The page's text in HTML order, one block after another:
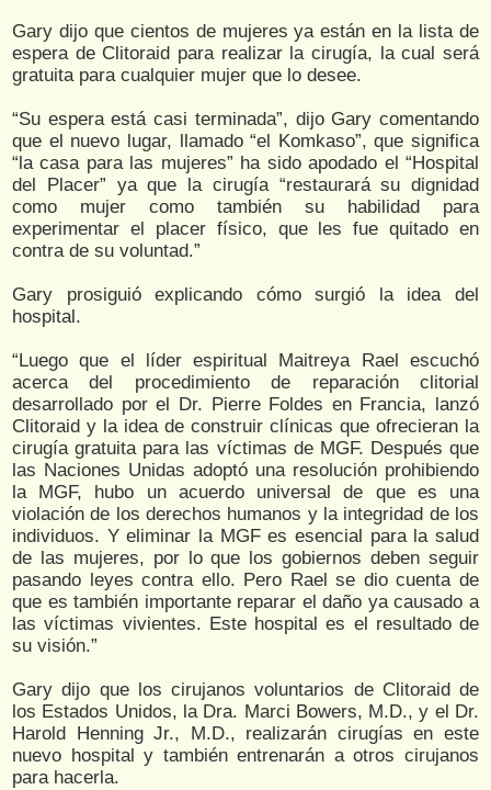
Gary dijo que cientos de mujeres ya están en la lista de
espera de Clitoraid para realizar la cirugía, la cual será
gratuita para cualquier mujer que lo desee.
“Su espera está casi terminada”, dijo Gary comentando
que el nuevo lugar, llamado “el Komkaso”, que significa
“la casa para las mujeres” ha sido apodado el “Hospital
del Placer” ya que la cirugía “restaurará su dignidad
como mujer como también su habilidad para
experimentar el placer físico, que les fue quitado en
contra de su voluntad.”
Gary prosiguió explicando cómo surgió la idea del
hospital.
“Luego que el líder espiritual Maitreya Rael escuchó
acerca del procedimiento de reparación clitorial
desarrollado por el Dr. Pierre Foldes en Francia, lanzó
Clitoraid y la idea de construir clínicas que ofrecieran la
cirugía gratuita para las víctimas de MGF. Después que
las Naciones Unidas adoptó una resolución prohibiendo
la MGF, hubo un acuerdo universal de que es una
violación de los derechos humanos y la integridad de los
individuos. Y eliminar la MGF es esencial para la salud
de las mujeres, por lo que los gobiernos deben seguir
pasando leyes contra ello. Pero Rael se dio cuenta de
que es también importante reparar el daño ya causado a
las víctimas vivientes. Este hospital es el resultado de
su visión.”
Gary dijo que los cirujanos voluntarios de Clitoraid de
los Estados Unidos, la Dra. Marci Bowers, M.D., y el Dr.
Harold Henning Jr., M.D., realizarán cirugías en este
nuevo hospital y también entrenarán a otros cirujanos
para hacerla.